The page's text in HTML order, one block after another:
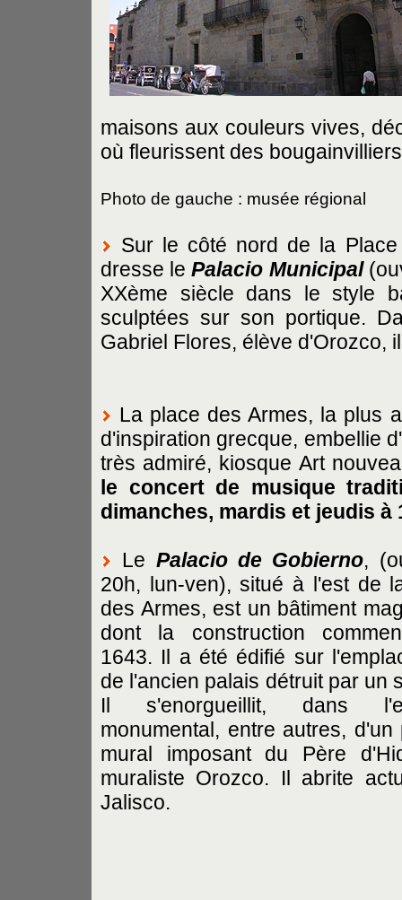
maisons aux couleurs vives,
où fleurissent des
Photo de gauche : musée régional
Sur le côté nord de la
dresse lePalacio Municipal
XXème siècle dans le style
sculptées sur son portique.
Gabriel Flores, élève d'Orozco,
La place des Armes, la plus
d'inspiration grecque, embellie
très admiré, kiosque Art
le concert de musique
dimanches, mardis et jeudis à
Le Palacio de Gobierno,
20h, lun-ven), situé à l'est de
des Armes, est un bâtiment
dont la construction
1643. Il a été édifié sur
de l'ancien palais détruit par un
Il s'enorgueillit, dans
monumental, entre autres, d'un
mural imposant du Père
muraliste Orozco. Il abrite
Jalisco.